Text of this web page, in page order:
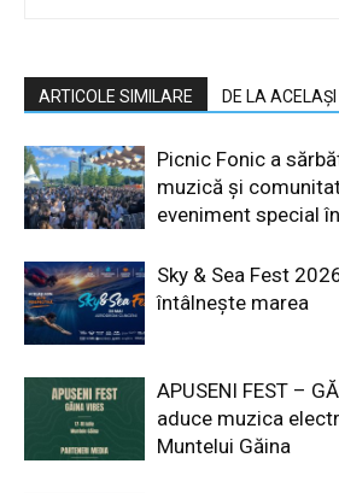
ARTICOLE SIMILARE DE LA
Picnic Fonic a
muzică și
eveniment special
Sky & Sea Fest
întâlnește marea
APUSENI FEST –
aduce muzica
Muntelui Găina